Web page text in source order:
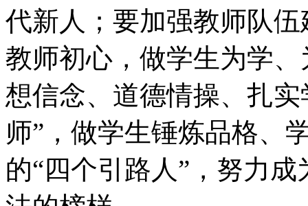
代新人；要加强教师队
教师初心，做学生为学
想信念、道德情操、扎
师”，做学生锤炼品格、
的“四个引路人”，努力